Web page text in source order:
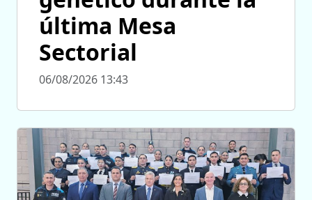
última Mesa
Sectorial
06/08/2026 13:43